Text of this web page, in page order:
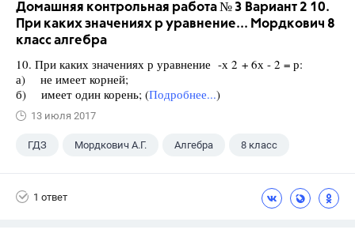
Домашняя контрольная работа № 3 Вариант 2 10.
При каких значениях р уравнение... Мордкович 8
класс алгебра
10. При каких значениях р уравнение -х 2 + 6х - 2 = р:
а) не имеет корней;
б) имеет один корень; (Подробнее...)
13 июля 2017
ГДЗ Мордкович А.Г. Алгебра 8 класс
1 ответ